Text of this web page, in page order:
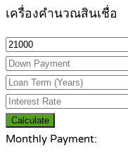
เครื่องคำนวณสินเชื่อ
Calculate
Monthly Payment: